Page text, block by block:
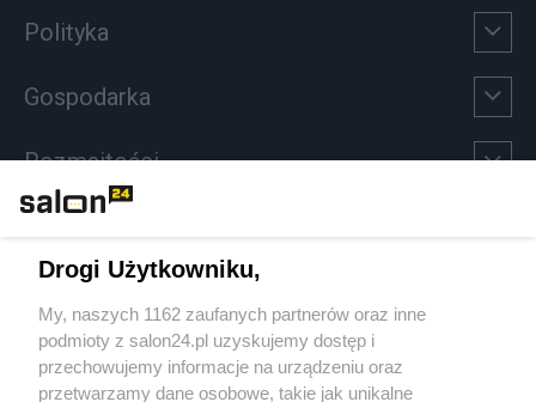
Polityka
Gospodarka
Rozmaitości
Sport
Społeczeństwo
Drogi Użytkowniku,
My, naszych 1162 zaufanych partnerów oraz inne
podmioty z salon24.pl uzyskujemy dostęp i
przechowujemy informacje na urządzeniu oraz
przetwarzamy dane osobowe, takie jak unikalne